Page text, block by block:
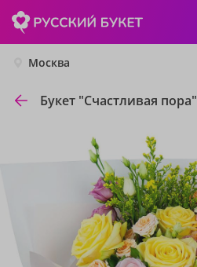
Москва
Букет "Счастливая пора"